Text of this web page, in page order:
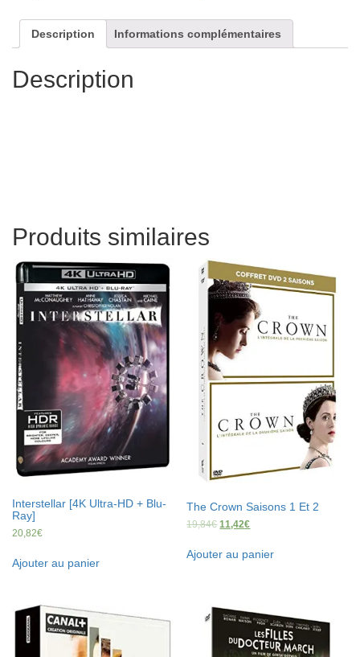
Zone
2
Description Informations complémentaires
Description
Produits similaires
Interstellar [4K Ultra-HD + Blu-
Ray]
20,82€
Ajouter au panier
The Crown Saisons 1 Et 2
19,84€ 11,42€
Ajouter au panier